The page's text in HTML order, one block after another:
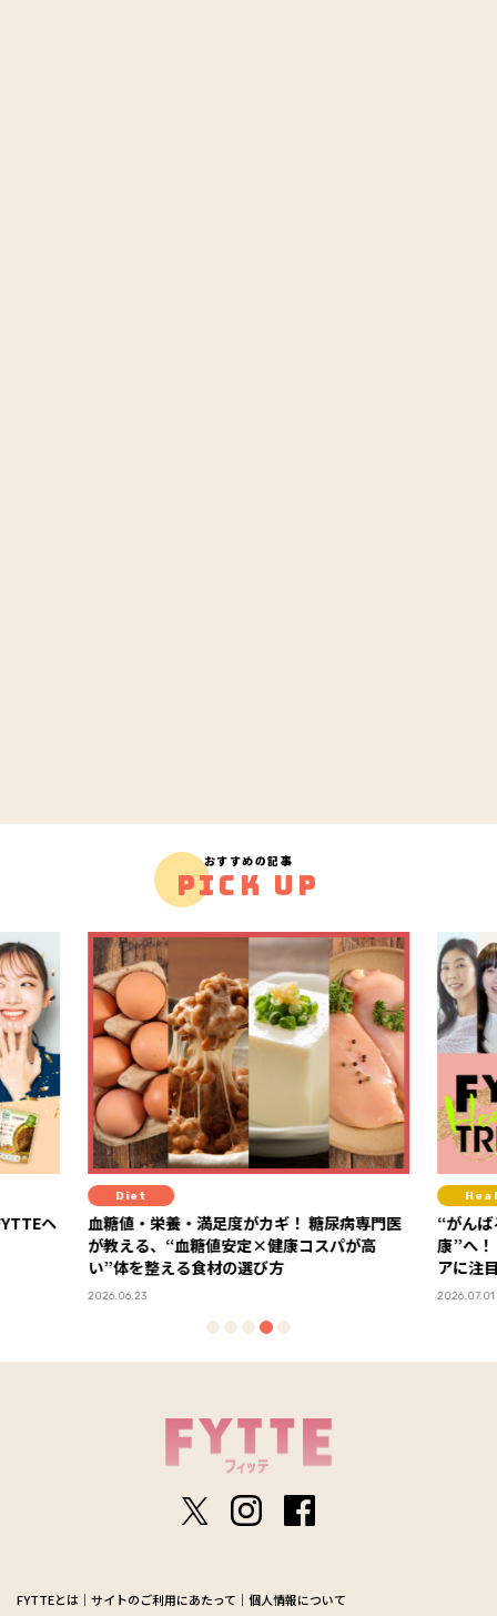
おすすめの記事
PICK UP
ヘ
Diet
血糖値・栄養・満足度がカギ！ 糖尿病専門医
が教える、“血糖値安定×健康コスパが高
い”体を整える食材の選び方
2026.06.23
“がん
康”へ
アに注
2026.07.01
FYTTEとは サイトのご利用にあたって 個人情報について